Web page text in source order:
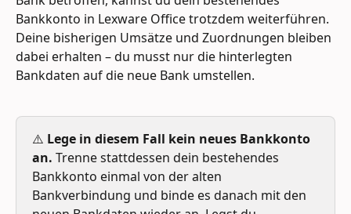
Bankkonto in Lexware Office trotzdem weiterführen.
Deine bisherigen Umsätze und Zuordnungen bleiben
dabei erhalten – du musst nur die hinterlegten
Bankdaten auf die neue Bank umstellen.
⚠️ Lege in diesem Fall kein neues Bankkonto
an. Trenne stattdessen dein bestehendes
Bankkonto einmal von der alten
Bankverbindung und binde es danach mit den